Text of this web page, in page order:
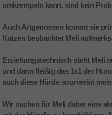
umkrempeln kann, sind kein
Auch Artgenossen kommt sie
Katzen beobachtet Meli
Erziehungstechnisch steht Meli
und dann fleißig das 1x1 der
auch diese Hürde sourverän
Wir suchen für Meli daher eine